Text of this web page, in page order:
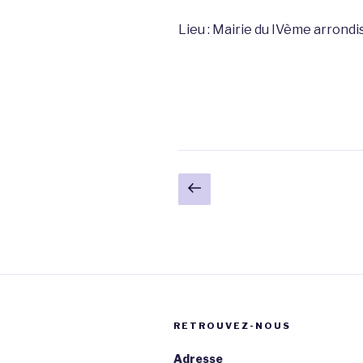
Lieu : Mairie du IVème
Navigation
Page
précédente
RETROUVEZ-NOUS
Adresse